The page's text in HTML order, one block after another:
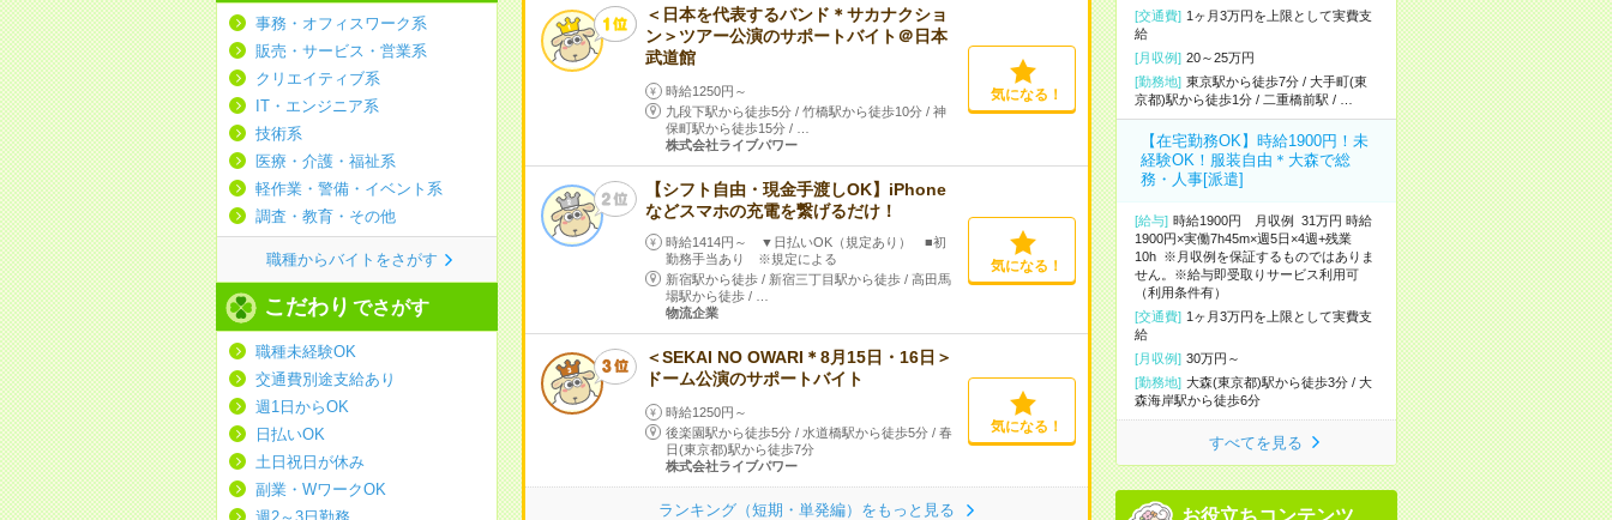
事務・オフィスワーク系
販売・サービス・営業系
クリエイティブ系
IT・エンジニア系
技術系
医療・介護・福祉系
軽作業・警備・イベント系
調査・教育・その他
職種からバイトをさがす
こだわり でさがす
職種未経験OK
交通費別途支給あり
週1日からOK
日払いOK
土日祝日が休み
副業・WワークOK
＜日本を代表するバンド＊サカナクショ
ン＞ツアー公演のサポートバイト＠日本
武道館
時給1250円～
九段下駅から徒歩5分/ 竹橋駅から徒歩10分/ 神
保町駅から徒歩15分/
株式会社ライブパワー
気になる！
【シフト自由・現金手渡しOK】iPhone
などスマホの充電を繋げるだけ！
時給1414円～ ▼日払いOK（規定あり） ■初
勤務手当あり ※規定による
新宿駅から徒歩/ 新宿三丁目駅から徒歩/ 高田馬
場駅から徒歩/
物流企業
気になる！
＜SEKAI NO OWARI＊8月15日・16日＞
ドーム公演のサポートバイト
時給1250円～
後楽園駅から徒歩5分/ 水道橋駅から徒歩5分/ 春
日(東京都)駅から徒歩7分
株式会社ライブパワー
気になる！
ランキング（短期・単発編）をもっと見る
[交通費] 1ヶ月3万円を上限として実費支
給
[月収例] 20～25万円
[勤務地] 東京駅から徒歩7分/ 大手町(東
京都)駅から徒歩1分/ 二重橋前駅 /
【在宅勤務OK】時給1900円！未
経験OK！服装自由＊大森で総
務・人事[派遣]
[給与] 時給1900円 月収例 31万円 時給
1900円×実働7h45m×週5日×4週+残業
10h ※月収例を保証するものではありま
せん。※給与即受取りサービス利用可
（利用条件有）
[交通費] 1ヶ月3万円を上限として実費支
給
[月収例] 30万円～
[勤務地] 大森(東京都)駅から徒歩3分/ 大
森海岸駅から徒歩6分
すべてを見る
お役立ちコンテンツ